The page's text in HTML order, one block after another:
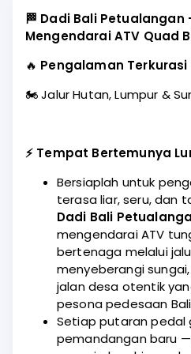
Shoutout to Candra at the
friendly and welcoming. Overall, really good
experience and would
🏁 Dadi Bali
Mengendarai ATV Quad
🔥 Pengalaman
🏍️ Jalur Hutan, Lumpur &
⚡ Tempat Bertemunya
Bersiaplah untuk
terasa liar, seru, dan
Dadi Bali
mengendarai ATV
bertenaga melalui
menyeberangi
jalan desa otentik
pesona pedesaan
Setiap putaran pedal
pemandangan baru